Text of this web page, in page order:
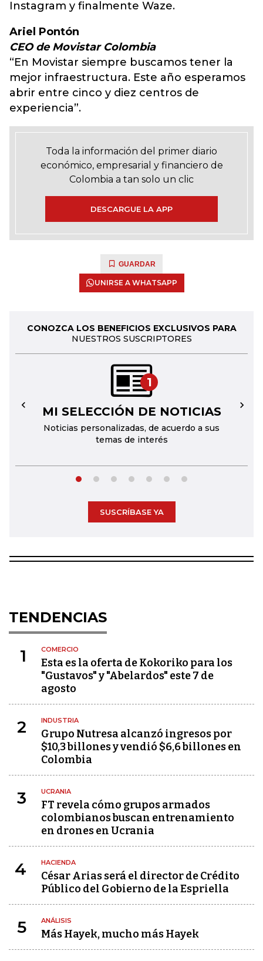
Instagram y finalmente Waze.
Ariel Pontón
CEO de Movistar Colombia
“En Movistar siempre buscamos tener la
mejor infraestructura. Este año esperamos
abrir entre cinco y diez centros de
experiencia”.
Toda la información del primer diario
económico, empresarial y financiero de
Colombia a tan solo un clic
DESCARGUE LA APP
GUARDAR
UNIRSE A WHATSAPP
CONOZCA LOS BENEFICIOS EXCLUSIVOS PARA
NUESTROS SUSCRIPTORES
1
MI SELECCIÓN DE NOTICIAS
Noticias personalizadas, de acuerdo a sus
temas de interés
← →
SUSCRÍBASE YA
TENDENCIAS
1 COMERCIO
Esta es la oferta de Kokoriko para los
"Gustavos" y "Abelardos" este 7 de
agosto
2 INDUSTRIA
Grupo Nutresa alcanzó ingresos por
$10,3 billones y vendió $6,6 billones en
Colombia
3 UCRANIA
FT revela cómo grupos armados
colombianos buscan entrenamiento
en drones en Ucrania
4 HACIENDA
César Arias será el director de Crédito
Público del Gobierno de la Espriella
5 ANÁLISIS
Más Hayek, mucho más Hayek